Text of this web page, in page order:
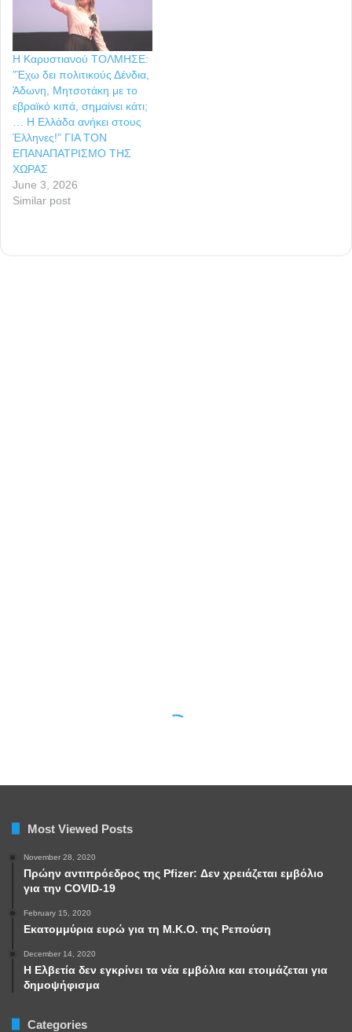
Most Viewed Posts
November 28, 2020
Πρώην αντιπρόεδρος της Pfizer: Δεν χρειάζεται εμβόλιο
για την COVID-19
February 15, 2020
Εκατομμύρια ευρώ για τη Μ.Κ.Ο. της Ρεπούση
December 14, 2020
Η Ελβετία δεν εγκρίνει τα νέα εμβόλια και ετοιμάζεται για
δημοψήφισμα
Categories